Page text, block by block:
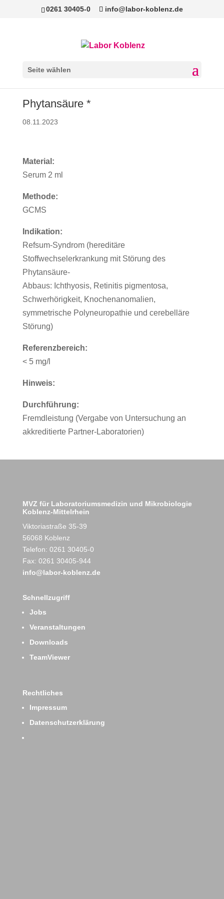
0261 30405-0 info@labor-koblenz.de
Seite wählen
Phytansäure *
08.11.2023
Material:
Serum 2 ml
Methode:
GCMS
Indikation:
Refsum-Syndrom (hereditäre
Stoffwechselerkrankung mit Störung des
Phytansäure-
Abbaus: Ichthyosis, Retinitis pigmentosa,
Schwerhörigkeit, Knochenanomalien,
symmetrische Polyneuropathie und cerebelläre
Störung)
Referenzbereich:
< 5 mg/l
Hinweis:
Durchführung:
Fremdleistung (Vergabe von Untersuchung an
akkreditierte Partner-Laboratorien)
MVZ für Laboratoriumsmedizin und Mikrobiologie
Koblenz-Mittelrhein
Viktoriastraße 35-39
56068 Koblenz
Telefon: 0261 30405-0
Fax: 0261 30405-944
info@labor-koblenz.de
Schnellzugriff
Jobs
Veranstaltungen
Downloads
TeamViewer
Rechtliches
Impressum
Datenschutzerklärung